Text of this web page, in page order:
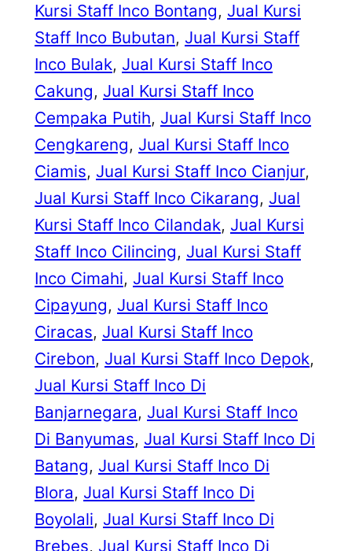
Kursi Staff Inco Bontang, Jual Kursi
Staff Inco Bubutan, Jual Kursi Staff
Inco Bulak, Jual Kursi Staff Inco
Cakung, Jual Kursi Staff Inco
Cempaka Putih, Jual Kursi Staff Inco
Cengkareng, Jual Kursi Staff Inco
Ciamis, Jual Kursi Staff Inco Cianjur
Jual Kursi Staff Inco Cikarang, Jual
Kursi Staff Inco Cilandak, Jual Kursi
Staff Inco Cilincing, Jual Kursi Staff
Inco Cimahi, Jual Kursi Staff Inco
Cipayung, Jual Kursi Staff Inco
Ciracas, Jual Kursi Staff Inco
Cirebon, Jual Kursi Staff Inco Depok
Jual Kursi Staff Inco Di
Banjarnegara, Jual Kursi Staff Inco
Di Banyumas, Jual Kursi Staff Inco Di
Batang, Jual Kursi Staff Inco Di
Blora, Jual Kursi Staff Inco Di
Boyolali, Jual Kursi Staff Inco Di
Brebes, Jual Kursi Staff Inco Di